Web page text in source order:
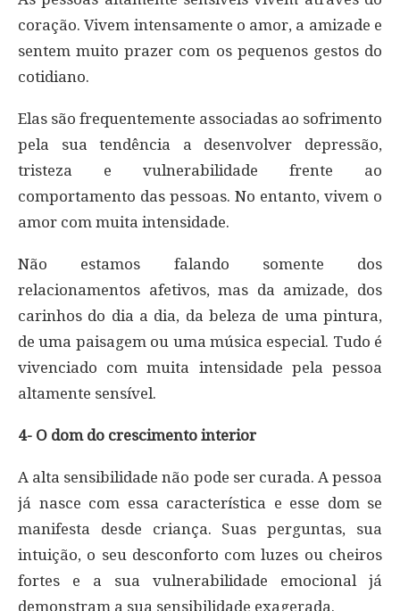
coração. Vivem intensamente o amor, a amizade e
sentem muito prazer com os pequenos gestos do
cotidiano.
Elas são frequentemente associadas ao sofrimento
pela sua tendência a desenvolver depressão,
tristeza e vulnerabilidade frente ao
comportamento das pessoas. No entanto, vivem o
amor com muita intensidade.
Não estamos falando somente dos
relacionamentos afetivos, mas da amizade, dos
carinhos do dia a dia, da beleza de uma pintura,
de uma paisagem ou uma música especial. Tudo é
vivenciado com muita intensidade pela pessoa
altamente sensível.
4- O dom do crescimento interior
A alta sensibilidade não pode ser curada. A pessoa
já nasce com essa característica e esse dom se
manifesta desde criança. Suas perguntas, sua
intuição, o seu desconforto com luzes ou cheiros
fortes e a sua vulnerabilidade emocional já
demonstram a sua sensibilidade exagerada.